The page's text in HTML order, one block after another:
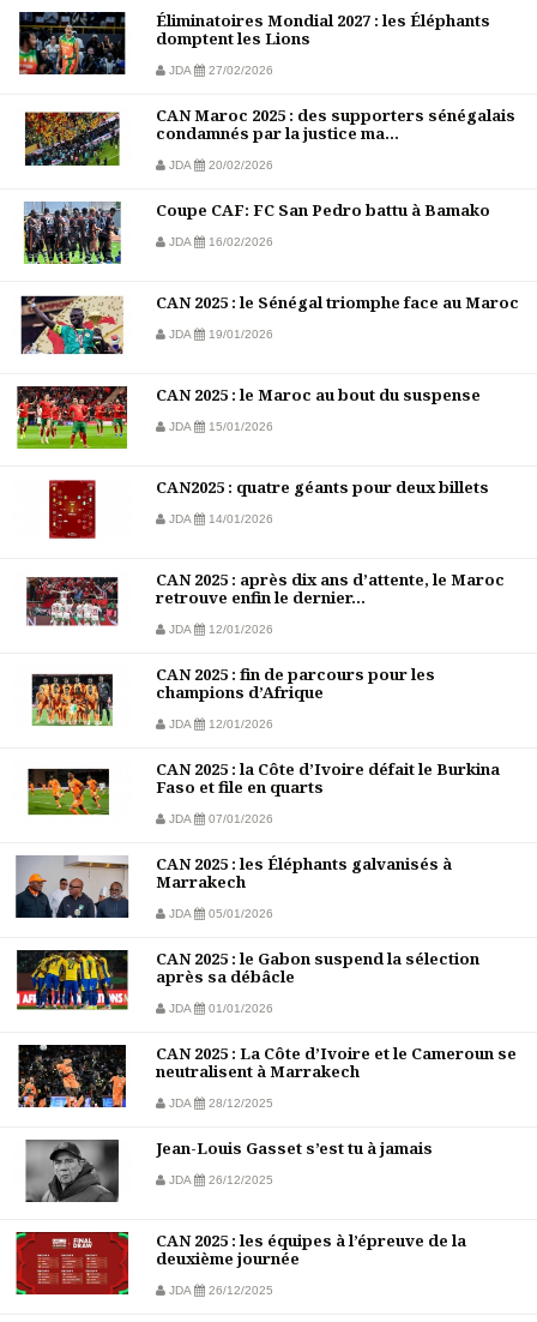
Éliminatoires Mondial 2027 : les Éléphants
domptent les Lions
JDA 27/02/2026
CAN Maroc 2025 : des supporters sénégalais
condamnés par la justice ma...
JDA 20/02/2026
Coupe CAF: FC San Pedro battu à Bamako
JDA 16/02/2026
CAN 2025 : le Sénégal triomphe face au Maroc
JDA 19/01/2026
CAN 2025 : le Maroc au bout du suspense
JDA 15/01/2026
CAN2025 : quatre géants pour deux billets
JDA 14/01/2026
CAN 2025 : après dix ans d’attente, le Maroc
retrouve enfin le dernier...
JDA 12/01/2026
CAN 2025 : fin de parcours pour les
champions d’Afrique
JDA 12/01/2026
CAN 2025 : la Côte d’Ivoire défait le Burkina
Faso et file en quarts
JDA 07/01/2026
CAN 2025 : les Éléphants galvanisés à
Marrakech
JDA 05/01/2026
CAN 2025 : le Gabon suspend la sélection
après sa débâcle
JDA 01/01/2026
CAN 2025 : La Côte d’Ivoire et le Cameroun se
neutralisent à Marrakech
JDA 28/12/2025
Jean-Louis Gasset s’est tu à jamais
JDA 26/12/2025
CAN 2025 : les équipes à l’épreuve de la
deuxième journée
JDA 26/12/2025